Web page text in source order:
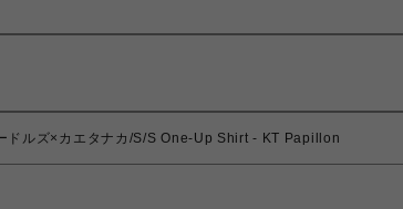
ドルズ×カエタナカ/S/S One-Up Shirt - KT Papillon